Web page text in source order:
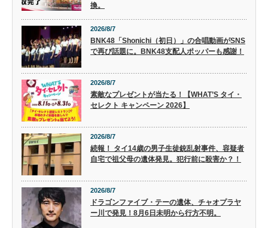
換。
2026/8/7
BNK48「Shonichi（初日）」の合唱動画がSNS
で再び話題に。BNK48支配人ポッパーも感謝！
2026/8/7
素敵なプレゼントが当たる！【WHAT’S タイ・
セレクト キャンペーン 2026】
2026/8/7
続報！ タイ14歳の男子生徒銃乱射事件、容疑者
自宅で祖父母の遺体発見。犯行前に殺害か？！
2026/8/7
ドラゴンファイブ・テーの遺体、チャオプラヤ
ー川で発見！8月6日未明から行方不明。